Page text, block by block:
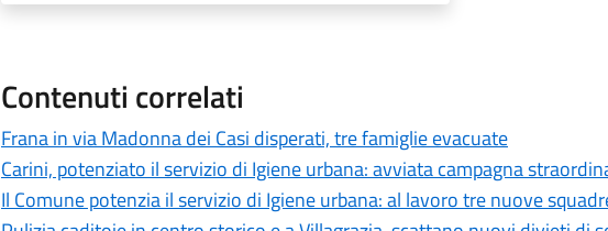
Contenuti correlati
Frana in via Madonna dei Casi disperati, tre famiglie evacuate
Carini, potenziato il servizio di Igiene urbana: avviata campagna
Il Comune potenzia il servizio di Igiene urbana: al lavoro tre nuove